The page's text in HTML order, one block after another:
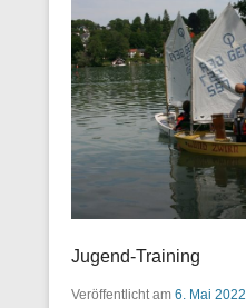
Jugend-Training
Veröffentlicht am 6. Mai 2022